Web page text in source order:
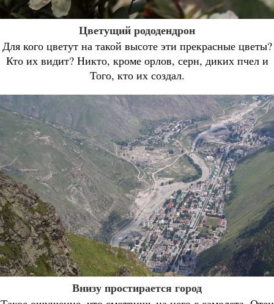
Цветущий рододендрон
Для кого цветут на такой высоте эти прекрасные цветы?
Кто их видит? Никто, кроме орлов, серн, диких пчел и
Того, кто их создал.
Внизу простирается город